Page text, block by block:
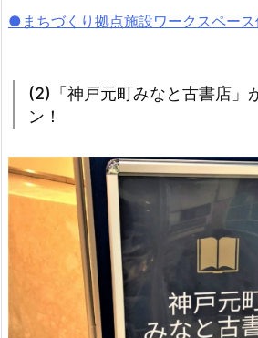
●まちづくり拠点施設ワークスペー
(2)「神戸元町みなと古書店」
ン！